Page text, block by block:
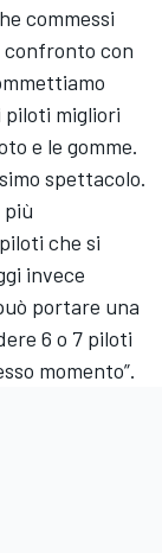
commessi
confronto con
piloti migliori
e le gomme.
spettacolo.
più
che si
invece
portare una
6 o 7 piloti
momento”.